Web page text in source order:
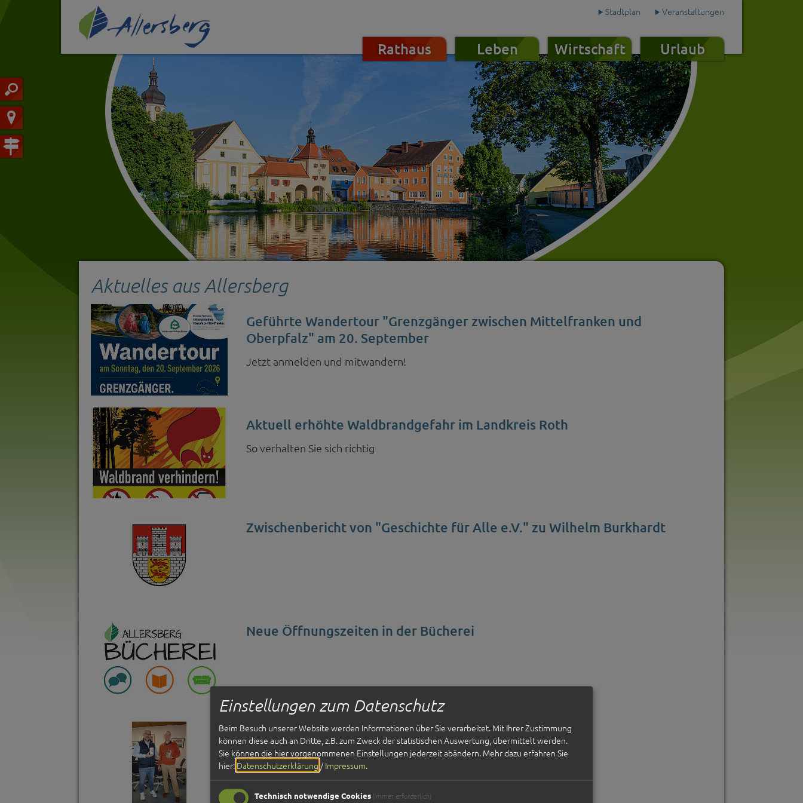
Rathaus Leben Wirtschaft Urlaub
Stadtplan Veranstaltungen
Aktuelles aus Allersberg
Geführte Wandertour "Grenzgänger zwischen Mittelfranken und
Oberpfalz" am 20. September
Jetzt anmelden und mitwandern!
Aktuell erhöhte Waldbrandgefahr im Landkreis Roth
So verhalten Sie sich richtig
Zwischenbericht von "Geschichte für Alle e.V." zu Wilhelm Burkhardt
Neue Öffnungszeiten in der Bücherei
Energiekostenmessgeräte kostenfrei ausleihen
Einstellungen zum Datenschutz
Beim Besuch unserer Website werden Informationen über Sie verarbeitet. Mit Ihrer Zustimmung
können diese auch an Dritte, z.B. zum Zweck der statistischen Auswertung, übermittelt werden.
Sie können die hier vorgenommenen Einstellungen jederzeit abändern. Mehr dazu erfahren Sie
hier: Datenschutzerklärung /Impressum.
Technisch notwendige Cookies(immer erforderlich)